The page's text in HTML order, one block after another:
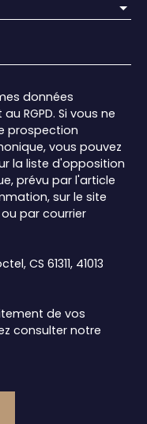
données
RGPD. Si vous ne
prospection
vous pouvez
la liste d'opposition
prévu par l'article
sur le site
par courrier
CS 61311, 41013
de vos
consulter notre